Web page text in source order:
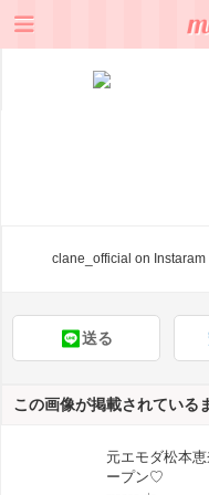
clane_official on Instaram
送る
この画像が掲載されている
元エモダ松本
ープン♡